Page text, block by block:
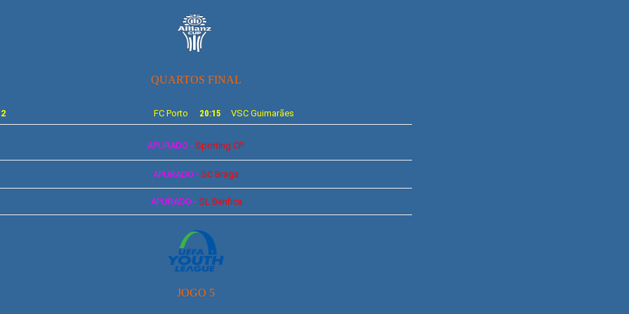
QUARTOS FINAL
FC Porto 20:15 VSC Guimarães
APURADO - Sporting CP
APURADO - SC Braga
APURADO - SL Benfica
JOGO 5